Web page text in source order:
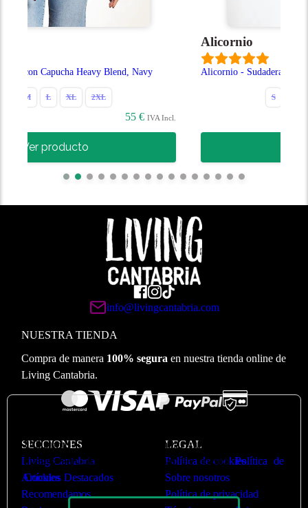
Navy Alicornio - Sudadera con Capucha Heavy Blend, Verde
info@livingcantabria.com
NUESTRA TIENDA
Compra de manera 100% segura en nuestra tienda online de
Living Cantabria.
SECCIONES
Living Cantabria
Artículos Destacados
Recomendamos
LEGAL
Política de cookies
Sobre nosotros
Política de privacidad
Utilizamos cookies para optimizar nuestro sitio web y
nuestro servicio. Puede ver más en nuestraPolítica de
Cookies